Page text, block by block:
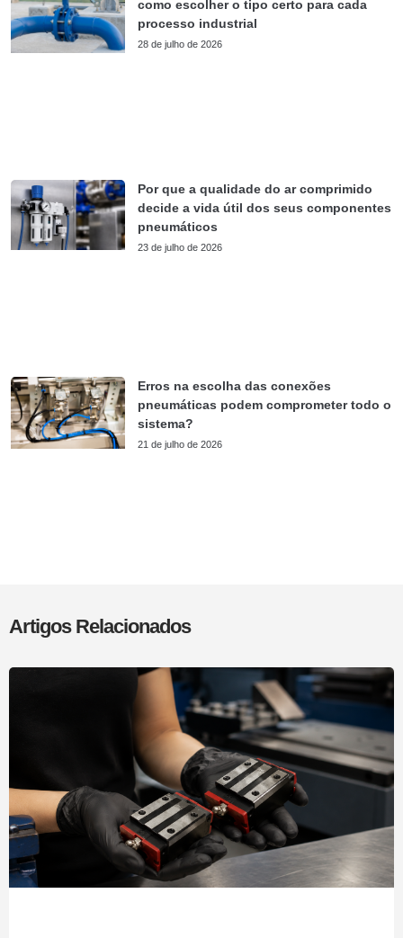
como escolher o tipo certo para cada
processo industrial
28 de julho de 2026
Por que a qualidade do ar comprimido
decide a vida útil dos seus componentes
pneumáticos
23 de julho de 2026
Erros na escolha das conexões
pneumáticas podem comprometer todo o
sistema?
21 de julho de 2026
Artigos Relacionados